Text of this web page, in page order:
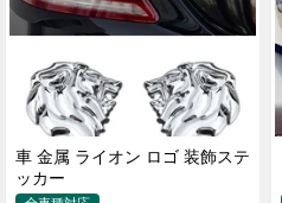
車 金属 ライオン ロゴ 装飾ステ
ッカー